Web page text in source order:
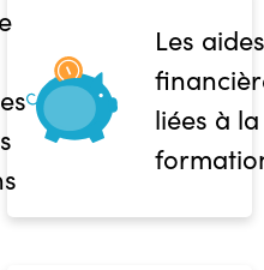
Les aides
liées à la